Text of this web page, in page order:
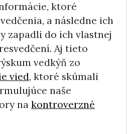
ktoré
a následne ich
zapadli do ich vlastnej
Aj tieto
vedkýň zo
vied, ktoré skúmali
naše
na kontroverzné